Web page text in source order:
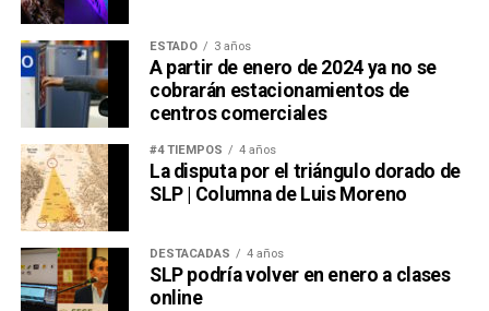
ESTADO 3 años
A partir de enero de 2024 ya no se
cobrarán estacionamientos de
centros comerciales
#4 TIEMPOS 4 años
La disputa por el triángulo dorado de
SLP | Columna de Luis Moreno
DESTACADAS 4 años
SLP podría volver en enero a clases
online